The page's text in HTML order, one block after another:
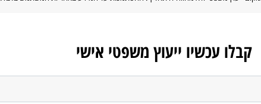
קבלו עכשיו ייעוץ משפטי אישי